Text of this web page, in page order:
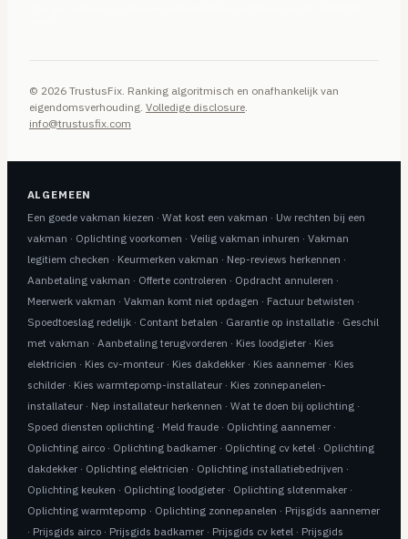
© 2026 TrustusFix. Ranking algoritmisch en onafhankelijk van
eigendomsverhouding. Volledige disclosure.
info@trustusfix.com
ALGEMEEN
Een goede vakman kiezen · Wat kost een vakman · Uw rechten bij een
vakman · Oplichting voorkomen · Veilig vakman inhuren · Vakman
legitiem checken · Keurmerken vakman · Nep-reviews herkennen ·
Aanbetaling vakman · Offerte controleren · Opdracht annuleren ·
Meerwerk vakman · Vakman komt niet opdagen · Factuur betwisten ·
Spoedtoeslag redelijk· Contant betalen · Garantie op installatie· Geschil
met vakman · Aanbetaling terugvorderen · Kies loodgieter· Kies
elektricien · Kies cv-monteur· Kies dakdekker· Kies aannemer· Kies
schilder· Kies warmtepomp-installateur· Kies zonnepanelen-
installateur· Nep installateur herkennen · Wat te doen bij oplichting·
Spoed diensten oplichting· Meld fraude· Oplichting aannemer·
Oplichting airco· Oplichting badkamer· Oplichting cv ketel· Oplichting
dakdekker· Oplichting elektricien · Oplichting installatiebedrijven ·
Oplichting keuken · Oplichting loodgieter· Oplichting slotenmaker·
Oplichting warmtepomp · Oplichting zonnepanelen · Prijsgids aannemer
· Prijsgids airco· Prijsgids badkamer· Prijsgids cv ketel· Prijsgids